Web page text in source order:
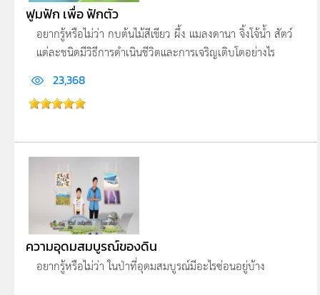
ฟูมฟัก เพื่อ ฟักตัว
อยากรู้หรือไม่ว่า กบต้นไม้สีเขียว ผึ้ง แมลงดานา จิ้งโจ้น้ำ สัตว์
แต่ละชนิดมีวิธีการดำเนินชีวิตและการเจริญเติบโตอย่างไร
23,368
ความอุดมสมบูรณ์ของดิน
อยากรู้หรือไม่ว่า ในป่าที่อุดมสมบูรณ์มีอะไรซ่อนอยู่บ้าง